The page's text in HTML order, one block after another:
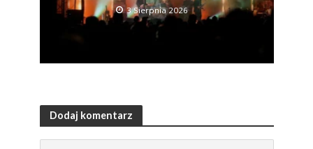
3 Sierpnia 2026
Dodaj komentarz